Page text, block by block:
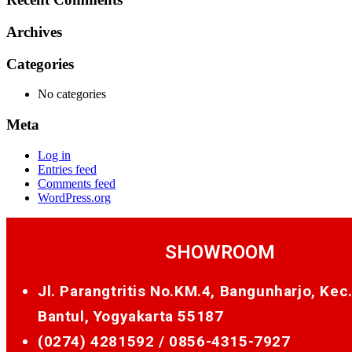
Archives
Categories
No categories
Meta
Log in
Entries feed
Comments feed
WordPress.org
SHOWROOM
Jl. Parangtritis No.KM.4, Bangunharjo,
Bantul, Yogyakarta 55187
(0274) 4281592 / 0856-4315-7927